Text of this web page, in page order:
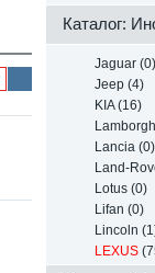
фо
ост
Каталог:
Jaguar (0)
Jeep (4)
KIA (16)
Lancia (0)
Land-
Lotus (0)
Lifan (0)
Lincoln
LEXUS